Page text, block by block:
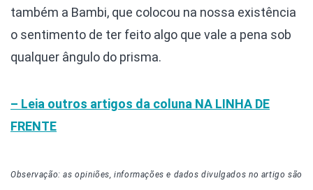
também a Bambi, que colocou na nossa existência
o sentimento de ter feito algo que vale a pena sob
qualquer ângulo do prisma.
– Leia outros artigos da coluna NA LINHA DE
FRENTE
Observação: as opiniões, informações e dados divulgados no artigo são